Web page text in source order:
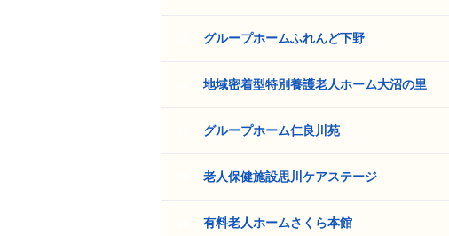
グループホームふれんど下野
地域密着型特別養護老人ホーム大沼の里
グループホーム仁良川苑
老人保健施設思川ケアステージ
有料老人ホームさくら本館